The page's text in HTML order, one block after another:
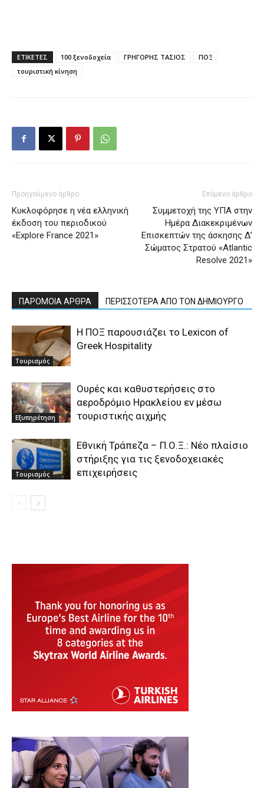
ΕΤΙΚΕΤΕΣ 100 ξενοδοχεία ΓΡΗΓΟΡΗΣ ΤΑΣΙΟΣ
ΠΟΞ
τουριστική κίνηση
Προηγούμενο άρθρο
Κυκλοφόρησε η νέα ελληνική
έκδοση του περιοδικού
«Explore France 2021»
Επόμενο άρθρο
Συμμετοχή της ΥΠΑ στην
Ημέρα Διακεκριμένων
Επισκεπτών της άσκησης Δ’
Σώματος Στρατού «Atlantic
Resolve 2021»
ΠΑΡΟΜΟΙΑ ΑΡΘΡΑ ΠΕΡΙΣΣΟΤΕΡΑ ΑΠΟ ΤΟΝ ΔΗΜΙΟΥΡΓΟ
Τουρισμός
Η ΠΟΞ παρουσιάζει το Lexicon of
Greek Hospitality
Εξυπηρέτηση
Ουρές και καθυστερήσεις στο
αεροδρόμιο Ηρακλείου εν μέσω
τουριστικής αιχμής
Τουρισμός
Εθνική Τράπεζα – Π.Ο.Ξ.: Νέο πλαίσιο
στήριξης για τις ξενοδοχειακές
επιχειρήσεις